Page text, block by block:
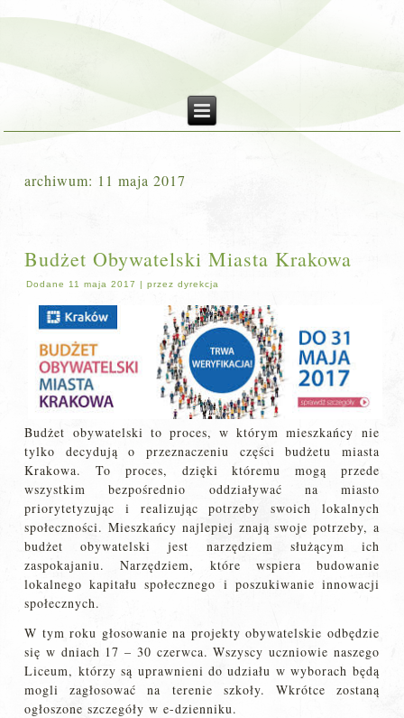
archiwum: 11 maja 2017
Budżet Obywatelski Miasta Krakowa
Dodane 11 maja 2017 |przez dyrekcja
Budżet obywatelski to proces, w którym mieszkańcy nie
tylko decydują o przeznaczeniu części budżetu miasta
Krakowa. To proces, dzięki któremu mogą przede
wszystkim bezpośrednio oddziaływać na miasto
priorytetyzując i realizując potrzeby swoich lokalnych
społeczności. Mieszkańcy najlepiej znają swoje potrzeby, a
budżet obywatelski jest narzędziem służącym ich
zaspokajaniu. Narzędziem, które wspiera budowanie
lokalnego kapitału społecznego i poszukiwanie innowacji
społecznych.
W tym roku głosowanie na projekty obywatelskie odbędzie
się w dniach 17 – 30 czerwca. Wszyscy uczniowie naszego
Liceum, którzy są uprawnieni do udziału w wyborach będą
mogli zagłosować na terenie szkoły. Wkrótce zostaną
ogłoszone szczegóły w e-dzienniku.